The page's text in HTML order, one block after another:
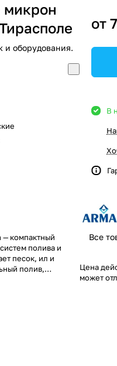
микрон
и оборудования.
— компактный
полива и
песок, ил и
полив,
от
В
Все
Цена
может